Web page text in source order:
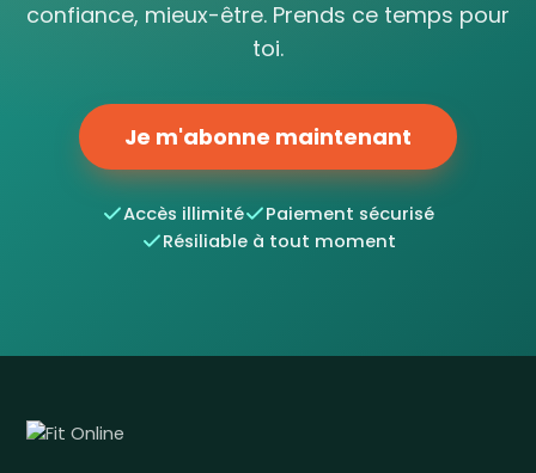
confiance, mieux-être. Prends ce temps pour
toi.
Je m'abonne maintenant
Accès illimité
Paiement sécurisé
Résiliable à tout moment